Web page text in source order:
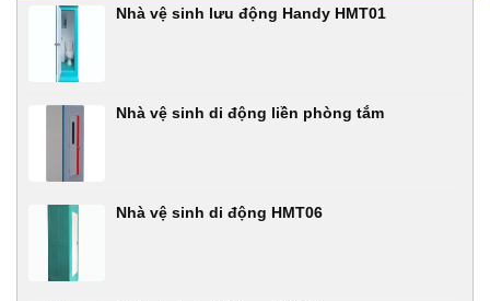
Nhà vệ sinh lưu động Handy HMT01
Nhà vệ sinh di động liền phòng tắm
Nhà vệ sinh di động HMT06